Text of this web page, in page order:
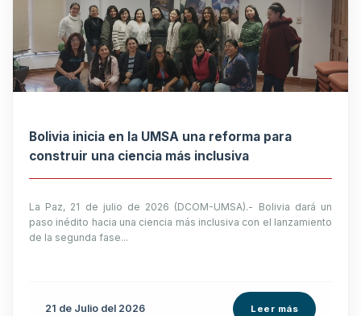
Bolivia inicia en la UMSA una reforma para
construir una ciencia más inclusiva
La Paz, 21 de julio de 2026 (DCOM-UMSA).- Bolivia dará un
paso inédito hacia una ciencia más inclusiva con el lanzamiento
de la segunda fase...
21 de Julio del 2026 Leer más